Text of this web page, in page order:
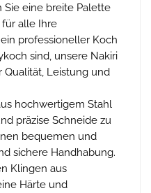
Sie eine breite Palette
alle Ihre
professioneller Koch
sind, unsere Nakiri
Qualität, Leistung und
hochwertigem Stahl
präzise Schneide zu
bequemen und
sichere Handhabung.
Klingen aus
Härte und